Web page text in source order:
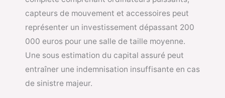
capteurs de mouvement et accessoires peut
représenter un investissement dépassant 200
000 euros pour une salle de taille moyenne.
Une sous estimation du capital assuré peut
entraîner une indemnisation insuffisante en cas
de sinistre majeur.